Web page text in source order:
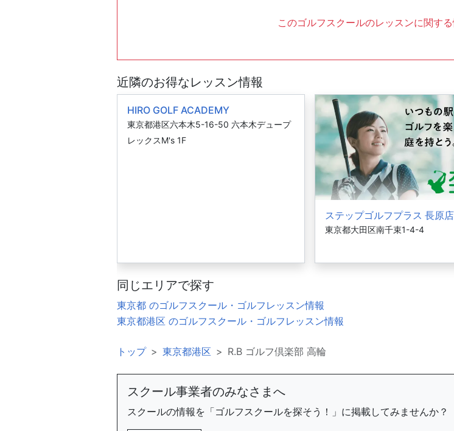
このゴルフスクールのレッスンに関する
近隣のお得なレッスン情報
HIRO GOLF ACADEMY
東京都港区六本木5-16-50 六本木デュープ
レックスM's 1F
ステップゴルフプラス 長原店
東京都大田区南千束1-4-4
同じエリアで探す
東京都 のゴルフスクール・ゴルフレッスン情報
東京都港区 のゴルフスクール・ゴルフレッスン情報
トップ 東京都港区 R.B ゴルフ倶楽部 高輪
スクール事業者のみなさまへ
スクールの情報を「ゴルフスクールを探そう！」に掲載してみませんか？